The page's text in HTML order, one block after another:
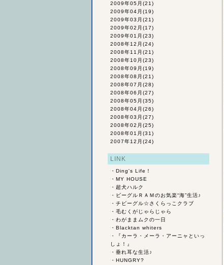
2009年05月 (21)
2009年04月 (19)
2009年03月 (21)
2009年02月 (17)
2009年01月 (23)
2008年12月 (24)
2008年11月 (21)
2008年10月 (23)
2008年09月 (19)
2008年08月 (21)
2008年07月 (28)
2008年06月 (27)
2008年05月 (35)
2008年04月 (26)
2008年03月 (27)
2008年02月 (25)
2008年01月 (31)
2007年12月 (24)
LINK
・ Ding's Life！
・ MY HOUSE
・ 超犬ハルク
・
ビーグルＲＡＭのお気楽“海”生活♪
・ チビーグル☆さくらっこクラブ
・ 毛むくがじゃらじゃら
・ わがままムクの一日
・ Blacktan whiters
・
『カーラ・メーラ・アーニャといっ
しょ！』
・ 垂れ耳な生活♪
・ HUNGRY?